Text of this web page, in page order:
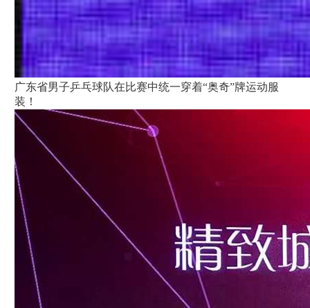
广东省男子乒乓球队在比赛中统一穿着“奥奇”牌运动服
装！